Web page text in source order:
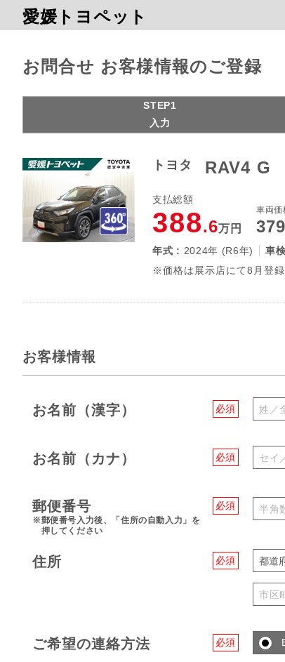
愛媛トヨペット
お問合せ お客様情報のご登録
STEP1
入力
トヨタ RAV4 G
支払総額
388.6万円
車両価
379
年式 : 2024年 (R6年) 車
※価格は展示店にて8月登
お客様情報
必須
お名前（漢字）
必須
お名前（カナ）
必須
郵便番号
※郵便番号入力後、「住所の自動入力」を
押してください
必須
住所 都道
必須
ご希望の連絡方法